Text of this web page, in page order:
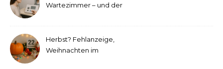
Wartezimmer – und der
Herbst? Fehlanzeige,
Weihnachten im